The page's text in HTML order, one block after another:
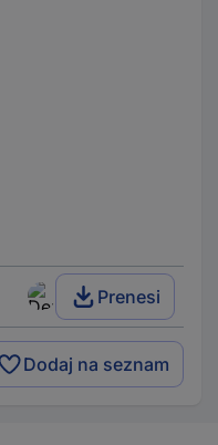
Prenesi
Dodaj na seznam